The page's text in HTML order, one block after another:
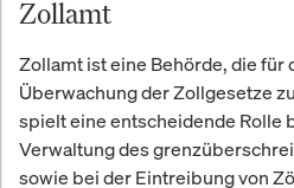
Zollamt
Zollamt ist eine Behörde, die für
Überwachung der Zollgesetze
spielt eine entscheidende Rolle
Verwaltung des
sowie bei der Eintreibung von